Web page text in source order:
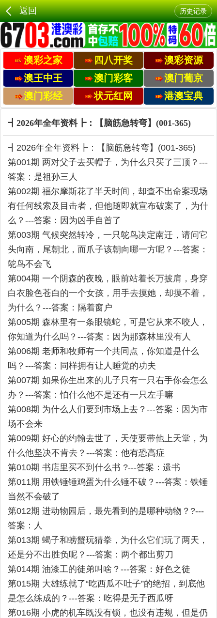
返回 历史记录
澳彩之家 四八开奖
澳彩资源
澳王中王
澳门彩客
澳门葡京
澳门彩经
状元红网 港澳宝典
┫2026年全年资料┣：【脑筋急转弯】(001-365)
┫2026年全年资料┣：【脑筋急转弯】(001-365)
第001期 两对父子去买帽子，为什么只买了三顶？---
答案：是祖孙三人
第002期 福尔摩斯花了半天时间，却查不出命案现场
有任何线索及目击者，但他随即就宣布破案了，为什
么？---答案：因为凶手自首了
第003期 气候突然转冷，一只鸵鸟决定南迁，请问它
头向南，尾朝北，而爪子该朝向哪一方呢？---答案：
鸵鸟不会飞
第004期 一个阴森的夜晚，眼前站着长万披肩，身穿
白衣脸色苍白的一个女孩，用手去摸她，却摸不着，
为什么？---答案：隔着窗户
第005期 森林里有一条眼镜蛇，可是它从来不咬人，
你知道为什么吗？---答案：因为那森林里没有人
第006期 老师和牧师有一个共同点，你知道是什么
吗？---答案：同样拥有让人睡觉的功夫
第007期 如果你生出来的儿子只有一只右手你会怎么
办？---答案：怕什么他不是还有一只左手嘛
第008期 为什么人们要到市场上去？---答案：因为市
场不会来
第009期 好心的约翰去世了，天使要带他上天堂，为
什么他坚决不肯去？---答案：他有恐高症
第010期 书店里买不到什么书 ?---答案：遗书
第011期 用铁锤锤鸡蛋为什么锤不破？---答案：铁锤
当然不会破了
第012期 进动物园后，最先看到的是哪种动物？?---
答案：人
第013期 蝎子和螃蟹玩猜拳，为什么它们玩了两天，
还是分不出胜负呢？---答案：两个都出剪刀
第014期 油漆工的徒弟叫啥？---答案：好色之徒
第015期 大雄练就了“吃西瓜不吐子”的绝招，到底他
是怎么练成的？---答案：吃得是无子西瓜呀
第016期 小虎的机车既没有锁，也没有违规，但是仍